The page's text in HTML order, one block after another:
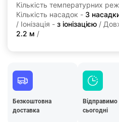
Кількість температурних
Кількість насадок - 3
/ Іонізація - з іонізацією /
2.2 м /
Безкоштовна
доставка
Відправимо
сьогодні